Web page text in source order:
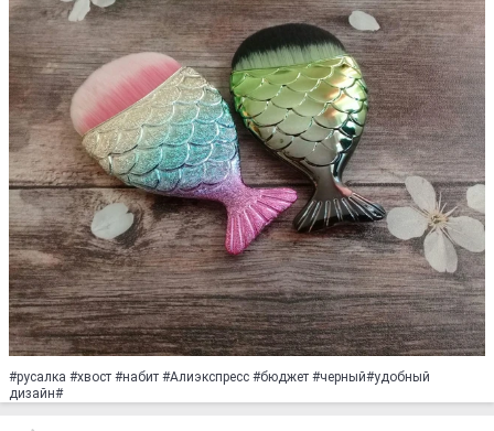
#русалка #хвост #набит #Алиэкспресс #бюджет #черный#удобный
дизайн#